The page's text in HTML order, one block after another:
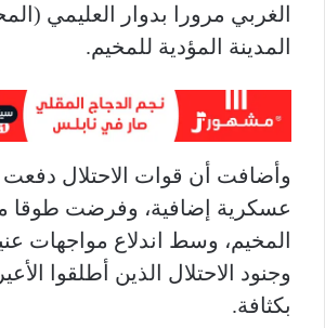
الغربي مرورا بدوار العليمي
المدينة المؤدية للمخيم.
وأضافت أن قوات الاحتلال دفعت
عسكرية إضافية، وفرضت طوقا
المخيم، وسط اندلاع مواجهات
وجنود الاحتلال الذين أطلقوا
بكثافة.